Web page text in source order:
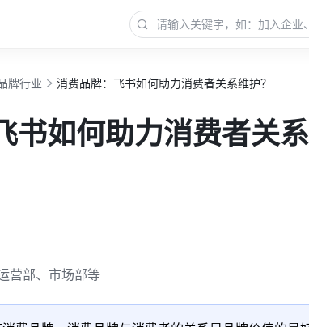
牌行业 消费品牌：飞书如何助力消费者关系维护？
书如何助力消费者关
营部、市场部等